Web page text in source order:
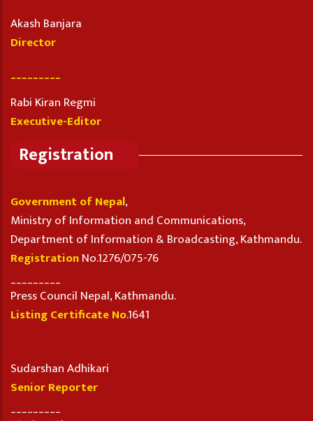
Akash Banjara
Director
_________
Rabi Kiran Regmi
Executive-Editor
Registration
Government of Nepal,
Ministry of Information and Communications,
Department of Information & Broadcasting, Kathmandu.
RegistrationNo.1276/075-76
Press Council Nepal, Kathmandu.
Listing Certificate No.1641
Sudarshan Adhikari
Senior Reporter